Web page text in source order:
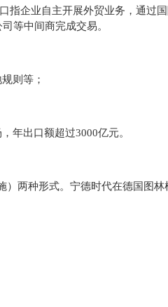
指企业自主开展外贸业务，通过
等中间商完成交易。
则等；
年出口额超过3000亿元。
两种形式。宁德时代在德国图